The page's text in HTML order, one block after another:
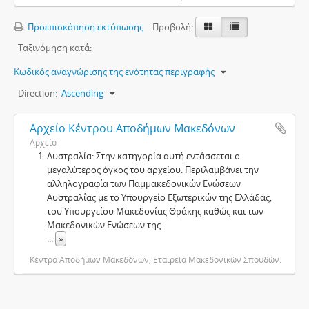
Προεπισκόπηση εκτύπωσης
Προβολή:
Ταξινόμηση κατά:
Κωδικός αναγνώρισης της ενότητας περιγραφής
Direction: Ascending
Αρχείο Κέντρου Αποδήμων Μακεδόνων
Αρχείο
Αυστραλία: Στην κατηγορία αυτή εντάσσεται ο
μεγαλύτερος όγκος του αρχείου. Περιλαμβάνει την
αλληλογραφία των Παμμακεδονικών Ενώσεων
Αυστραλίας με το Υπουργείο Εξωτερικών της Ελλάδας,
του Υπουργείου Μακεδονίας Θράκης καθώς και των
Μακεδονικών Ενώσεων της
... »
Κέντρο Αποδήμων Μακεδόνων, Εταιρεία Μακεδονικών Σπουδών.